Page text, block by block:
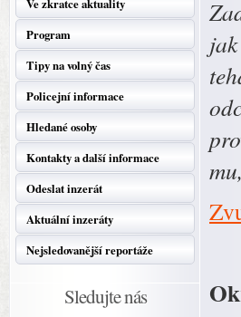
Ve zkratce aktuality
Program
Tipy na volný čas
Policejní informace
Hledané osoby
Kontakty a další informace
Odeslat inzerát
Aktuální inzeráty
Nejsledovanější reportáže
Sledujte nás